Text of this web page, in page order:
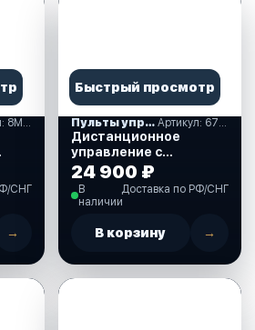
Артикул: 8M0176288
СНГ
→
Быстрый просмотр
Пульты управления газ-реверс, аксессуары Артикул: 6720093J50MR
Дистанционное
управление с
гидроподъемом,
толкает газ, Suzuki
DF9.9B-250,Marine
24 900 ₽
В
наличии
Доставка по РФ/СНГ
В корзину →